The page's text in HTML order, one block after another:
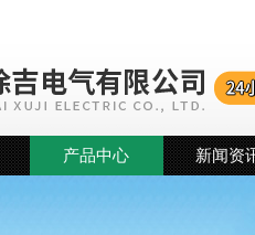
产品中心 新闻资